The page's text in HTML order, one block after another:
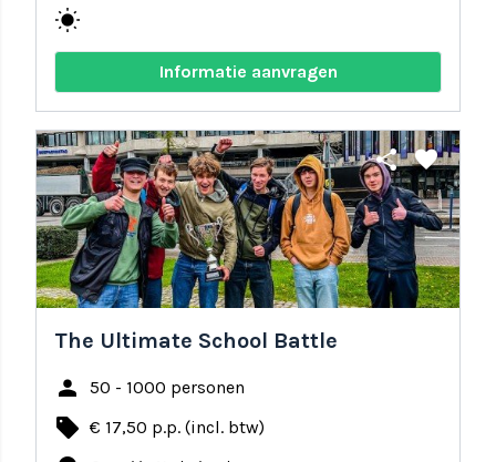
wb_sunny
Informatie aanvragen
share favorite
The Ultimate School Battle
person 50 - 1000 personen
local_offer € 17,50 p.p. (incl. btw)